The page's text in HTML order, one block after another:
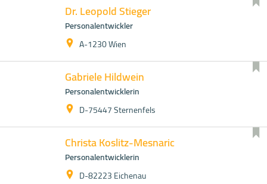
Dr. Leopold Stieger
Personalentwickler
A-1230 Wien
Gabriele Hildwein
Personalentwicklerin
D-75447 Sternenfels
Christa Koslitz-Mesnaric
Personalentwicklerin
D-82223 Eichenau